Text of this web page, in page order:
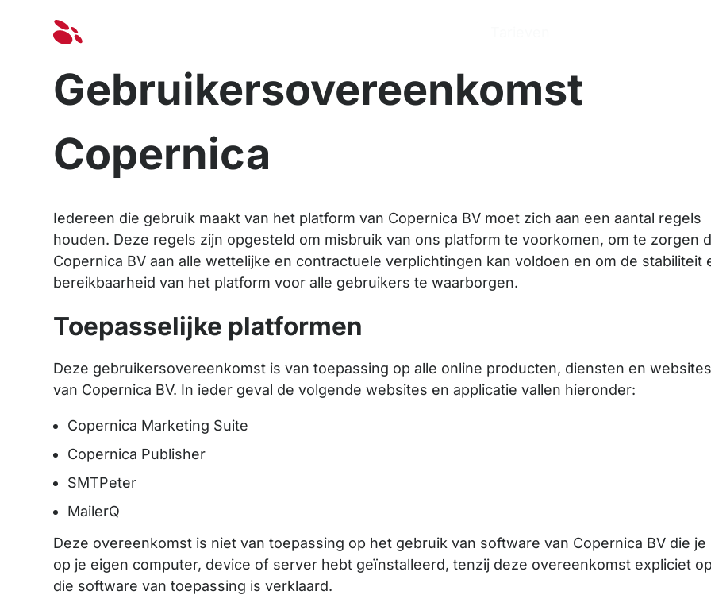
Gebruikersovereenkomst
Copernica
Iedereen die gebruik maakt van het platform van Copernica BV moet zich aan een aantal regels
houden. Deze regels zijn opgesteld om misbruik van ons platform te voorkomen, om te zorgen
Copernica BV aan alle wettelijke en contractuele verplichtingen kan voldoen en om de stabiliteit
bereikbaarheid van het platform voor alle gebruikers te waarborgen.
Toepasselijke platformen
Deze gebruikersovereenkomst is van toepassing op alle online producten, diensten en
van Copernica BV. In ieder geval de volgende websites en applicatie vallen hieronder:
Copernica Marketing Suite
Copernica Publisher
SMTPeter
MailerQ
Deze overeenkomst is niet van toepassing op het gebruik van software van Copernica BV die je
op je eigen computer, device of server hebt geïnstalleerd, tenzij deze overeenkomst expliciet
die software van toepassing is verklaard.